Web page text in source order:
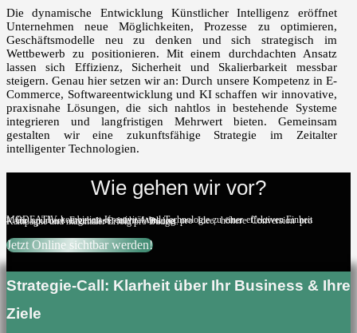
Die dynamische Entwicklung Künstlicher Intelligenz eröffnet
Unternehmen neue Möglichkeiten, Prozesse zu optimieren,
Geschäftsmodelle neu zu denken und sich strategisch im
Wettbewerb zu positionieren. Mit einem durchdachten Ansatz
lassen sich Effizienz, Sicherheit und Skalierbarkeit messbar
steigern. Genau hier setzen wir an: Durch unsere Kompetenz in E-
Commerce, Softwareentwicklung und KI schaffen wir innovative,
praxisnahe Lösungen, die sich nahtlos in bestehende Systeme
integrieren und langfristigen Mehrwert bieten. Gemeinsam
gestalten wir eine zukunftsfähige Strategie im Zeitalter
intelligenter Technologien.
Wie gehen wir vor?
MODEATIV kombiniert Kreativität und Technologie zu einer effektiven Einheit – für spürbare Ergebnisse: mehr Wirkung pro Idee, höhere Conversion pro Kampagne und maximaler Erfolg pro Budget.
Jetzt Online sichtbar werden!
Strategie-Call: Klarheit über Ihr Business & Ihre
Ziele